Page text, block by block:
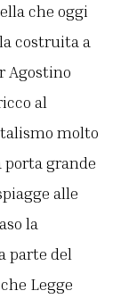
che oggi
costruita a
Agostino
al
molto
grande
alle
la
parte del
Legge